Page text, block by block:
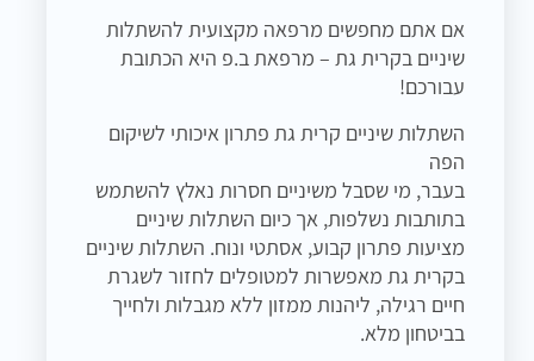
אם אתם מחפשים מרפאה מקצועית להשתלות
שיניים בקרית גת – מרפאת ב.פ היא הכתובת
עבורכם!
השתלות שיניים קרית גת פתרון איכותי לשיקום
הפה
בעבר, מי שסבל משיניים חסרות נאלץ להשתמש
בתותבות נשלפות, אך כיום השתלות שיניים
מציעות פתרון קבוע, אסתטי ונוח. השתלות שיניים
בקרית גת מאפשרות למטופלים לחזור לשגרת
חיים רגילה, ליהנות ממזון ללא מגבלות ולחייך
בביטחון מלא.